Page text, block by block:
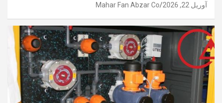
آوریل 22, 2026 Mahar Fan Abzar Co